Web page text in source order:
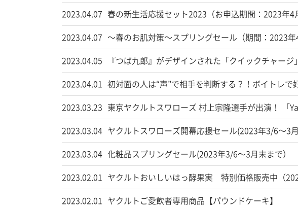
2023.04.07 春の新生活応援セット2023（お申込期間：2023年4
2023.04.07 ～春のお肌対策～スプリングセール（期間：2023年
2023.04.05
『つば九郎』がデザインされた「クイックチャー
2023.04.01 初対面の人は“声”で相手を判断する？！ボイトレで
2023.03.23 東京ヤクルトスワローズ 村上宗隆選手が出演！ 「
2023.03.04 ヤクルトスワローズ開幕応援セール(2023年3/6～3月
2023.03.04 化粧品スプリングセール(2023年3/6～3月末まで）
2023.02.01 ヤクルトおいしいはっ酵果実 特別価格販売中（
2023.02.01 ヤクルトご愛飲者専用商品【パウンドケーキ】